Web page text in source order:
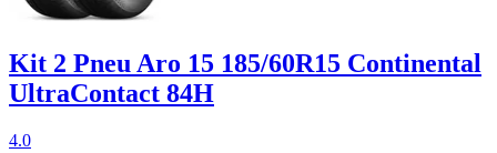
Kit 2 Pneu Aro 15 185/60R15 Continental
UltraContact 84H
4.0